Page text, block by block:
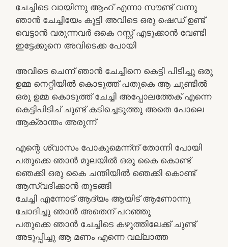
ചേച്ചിടെ വായിന്നു ആഹ് എന്നാ സൗണ്ട് വന്നു
ഞാൻ ചേച്ചിയേം കൂട്ടി അവിടെ ഒരു ഷെഡ് ഉണ്ട്
വെട്ടാൻ വരുന്നവർ ഒകെ റസ്റ്റ്‌ എടുക്കാൻ വേണ്ടി
ഇട്ടേക്കുനെ അവിടെക്ക പോയി
അവിടെ ചെന്ന് ഞാൻ ചേച്ചീനെ കെട്ടി പിടിച്ചു ഒരു
ഉമ്മ നെറ്റിയിൽ കൊടുത്ത് പതുകെ ആ ചുണ്ടിൽ
ഒരു ഉമ്മ കൊടുത്ത് ചേച്ചി അപ്പോലത്തേക് എന്നെ
കെട്ടിപിടിച് ചുണ്ട് കടിച്ചെടുത്തു അതെ പോലെ
ആക്രാന്തം അരുന്ന്
എന്റെ ശ്വാസം പോകുമെന്ന്ന് തോന്നി പോയി
പതുക്കെ ഞാൻ മുലയിൽ ഒരു കൈ കൊണ്ട്
ഞെക്കി ഒരു കൈ ചന്തിയിൽ ഞെക്കി കൊണ്ട്
ആസ്വദിക്കാൻ തുടങ്ങി
ചേച്ചി എന്നോട് ആദ്യം ആയിട് ആണോന്നു
ചോദിച്ചു ഞാൻ അതെന് പറഞ്ഞു
പതുക്കെ ഞാൻ ചേച്ചിടെ കഴുത്തിലേക്ക് ചുണ്ട്
അടുപ്പിച്ചു ആ മണം എന്നെ വല്ലാത്ത